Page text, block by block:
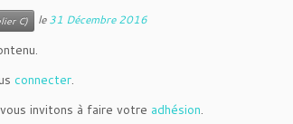
C) le31 Décembre 2016
connecter.
invitons à faire votre adhésion.